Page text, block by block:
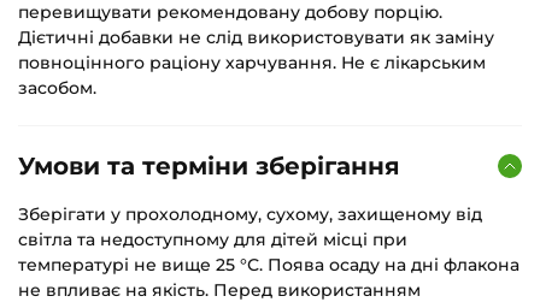
перевищувати рекомендовану добову порцію.
Дієтичні добавки не слід використовувати як заміну
повноцінного раціону харчування. Не є лікарським
засобом.
Умови та терміни зберігання
Зберігати у прохолодному, сухому, захищеному від
світла та недоступному для дітей місці при
температурі не вище 25 °С. Поява осаду на дні флакона
не впливає на якість. Перед використанням